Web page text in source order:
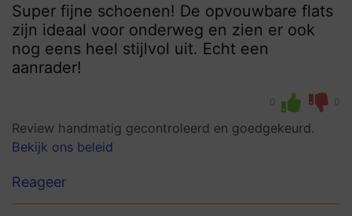
Super fijne schoenen! De opvouwbare flats
zijn ideaal voor onderweg en zien er ook
nog eens heel stijlvol uit. Echt een
aanrader!
0 0
Review handmatig gecontroleerd en goedgekeurd.
Bekijk ons beleid
Reageer